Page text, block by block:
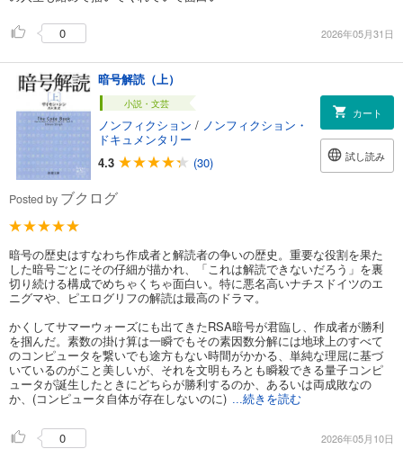
0 2026年05月31日
暗号解読（上）
小説・文芸
ノンフィクション / ノンフィクション・
ドキュメンタリー
4.3
(30)
カート
試し読み
Posted by ブクログ
暗号の歴史はすなわち作成者と解読者の争いの歴史。重要な役割を果た
した暗号ごとにその仔細が描かれ、「これは解読できないだろう」を裏
切り続ける構成でめちゃくちゃ面白い。特に悪名高いナチスドイツのエ
ニグマや、ピエログリフの解読は最高のドラマ。
かくしてサマーウォーズにも出てきたRSA暗号が君臨し、作成者が勝利
を掴んだ。素数の掛け算は一瞬でもその素因数分解には地球上のすべて
のコンピュータを繋いでも途方もない時間がかかる、単純な理屈に基づ
いているのがこと美しいが、それを文明もろとも瞬殺できる量子コンピ
ュータが誕生したときにどちらが勝利するのか、あるいは両成敗なの
か、(コンピュータ自体が存在しないのに) ...続きを読む
0 2026年05月10日